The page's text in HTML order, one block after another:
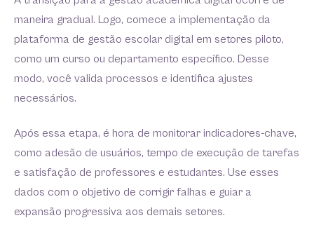
maneira gradual. Logo, comece a implementação da
plataforma de gestão escolar digital em setores piloto,
como um curso ou departamento específico. Desse
modo, você valida processos e identifica ajustes
necessários.
Após essa etapa, é hora de monitorar indicadores-chave,
como adesão de usuários, tempo de execução de tarefas
e satisfação de professores e estudantes. Use esses
dados com o objetivo de corrigir falhas e guiar a
expansão progressiva aos demais setores.